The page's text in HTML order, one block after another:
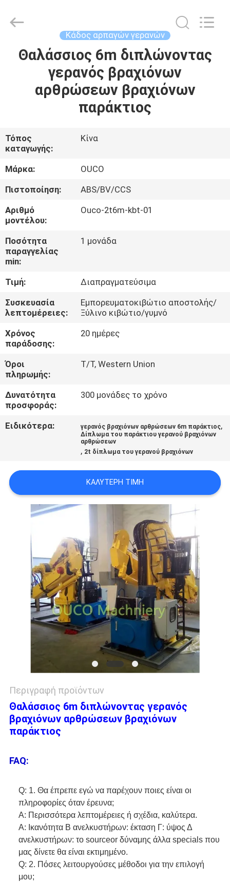
ΣΠΊΤΙ
ΠΡΟΪΌΝΤΑ
ΕΜΦΆΝΙΣΗ
VR
ΣΧΕΤΙΚΆ
ΜΕ
ΕΜΆΣ
ΣΤΟ
ΕΡΓΟΣΤΆΣΙΟ
ΈΛΕΓΧΟΣ
ΠΟΙΌΤΗΤΑΣ
ΕΙΔΉΣΕΙΣ
ΥΠΟΘΈΣΕΙΣ
US
SITEMAP
ΠΟΛΙΤΙΚΉ
ΑΠΟΡΡΉΤΟΥ
GROUP
Reserved.
Κάδος αρπαγών γερανών
Θαλάσσιος 6m διπλώνοντας
γερανός βραχιόνων
αρθρώσεων βραχιόνων
παράκτιος
Τόπος
καταγωγής:
Κίνα
Μάρκα:
OUCO
Πιστοποίηση:
ABS/BV/CCS
Αριθμό
μοντέλου:
Ouco-2t6m-kbt-01
Ποσότητα
παραγγελίας
min:
1 μονάδα
Τιμή:
Διαπραγματεύσιμα
Συσκευασία
λεπτομέρειες:
Εμπορευματοκιβώτιο αποστολής/
Ξύλινο κιβώτιο/γυμνό
Χρόνος
παράδοσης:
20 ημέρες
Όροι
πληρωμής:
T/T, Western Union
Δυνατότητα
προσφοράς:
300 μονάδες το χρόνο
Ειδικότερα: γερανός βραχιόνων αρθρώσεων 6m παράκτιος,
Δίπλωμα του παράκτιου γερανού βραχιόνων
αρθρώσεων
, 2t δίπλωμα του γερανού βραχιόνων
ΚΑΛΎΤΕΡΗ ΤΙΜΉ
Περιγραφή προϊόντων
Θαλάσσιος 6m διπλώνοντας γερανός
βραχιόνων αρθρώσεων βραχιόνων
παράκτιος
FAQ:
Q: 1. Θα έπρεπε εγώ να παρέχουν ποιες είναι οι
πληροφορίες όταν έρευνα;
Α: Περισσότερα λεπτομέρειες ή σχέδια, καλύτερα.
Α: Ικανότητα Β ανελκυστήρων: έκταση Γ: ύψος Δ
ανελκυστήρων: το sourceor δύναμης άλλα specials που
μας δίνετε θα είναι εκτιμημένο.
Q: 2. Πόσες λειτουργούσες μέθοδοι για την επιλογή
μου;